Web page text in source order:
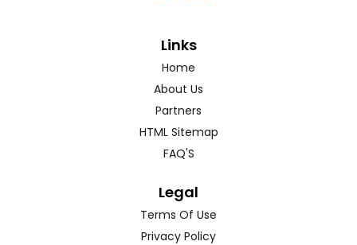
Links
Home
About Us
Partners
HTML Sitemap
FAQ'S
Legal
Terms Of Use
Privacy Policy